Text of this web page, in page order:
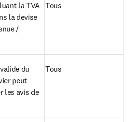
la TVA
la devise
/
Tous
du
peut
les avis de
Tous